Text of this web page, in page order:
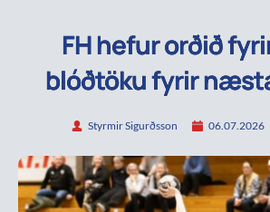
FH hefur orðið
blóðtöku fyrir
Styrmir Sigurðsson 06.07.2026